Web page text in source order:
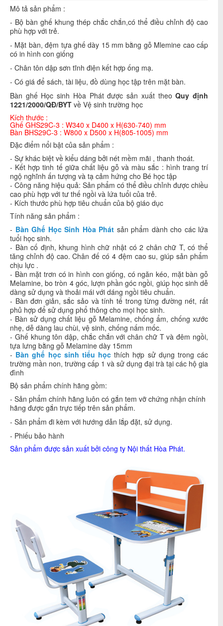
Mô tả sản phẩm :
- Bộ bàn ghế khung thép chắc chắn,có thể điều chỉnh độ cao
phù hợp với trẻ.
- Mặt bàn, đệm tựa ghế dày 15 mm bằng gỗ Mlemine cao cấp
có in hình con giống
- Chân tôn dập sơn tĩnh điện kết hợp ống mạ.
- Có giá để sách, tài liệu, đồ dùng học tập trên mặt bàn.
Bàn ghế Học sinh Hòa Phát được sản xuất theo Quy định
1221/2000/QĐ/BYT về Vệ sinh trường học
Kích thước :
Ghế GHS29C-3 : W340 x D400 x H(630-740) mm
Bàn BHS29C-3 : W800 x D500 x H(805-1005) mm
Đặc điểm nổi bật của sản phẩm :
- Sự khác biệt về kiểu dáng bởi nét mềm mãi , thanh thoát.
- Kết hợp tinh tế giữa chất liệu gỗ và màu sắc : hình trang trí
ngộ nghĩnh ấn tượng và tạ cảm hứng cho Bé học tập
- Công năng hiệu quả: Sản phẩm có thể điều chỉnh được chiều
cao phù hợp với tư thế ngồi và lứa tuổi của trẻ.
- Kích thước phù hợp tiêu chuẩn của bộ giáo dục
Tính năng sản phẩm :
- Bàn Ghế Học Sinh Hòa Phát sản phẩm dành cho các lứa
tuổi học sinh.
- Bàn cố định, khung hình chữ nhật có 2 chân chữ T, có thể
tăng chỉnh độ cao. Chân đế có 4 đệm cao su, giúp sản phẩm
chịu lực .
- Bàn mặt trơn có in hình con giống, có ngăn kéo, mặt bàn gỗ
Melamine, bo tròn 4 góc, lượn phần góc ngồi, giúp học sinh dễ
dàng sử dụng và thoải mái với dáng ngồi tiêu chuẩn.
- Bàn đơn giản, sắc sảo và tính tế trong từng đường nét, rất
phủ hợp để sử dụng phổ thông cho mọi học sinh.
- Bàn sử dụng chất liệu gỗ Melamine, chống ẩm, chống xước
nhẹ, dễ dàng lau chùi, vệ sinh, chống nấm mốc.
- Ghế khung tôn dập, chắc chắn với chân chữ T và đêm ngồi,
tựa lưng bằng gỗ Melamine dày 15mm
- Bàn ghế học sinh tiểu học thích hợp sử dụng trong các
trường mần non, trường cấp 1 và sử dụng đại trà tại các hộ gia
đình
Bộ sản phẩm chính hãng gồm:
- Sản phẩm chính hãng luôn có gắn tem vỡ chứng nhận chính
hãng được gắn trực tiếp trên sản phẩm.
- Sản phẩm đi kèm với hướng dẫn lắp đặt, sử dụng.
- Phiếu bảo hành
Sản phẩm được sản xuất bởi công ty Nội thất Hòa Phát.